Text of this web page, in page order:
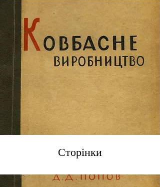
Сторінки